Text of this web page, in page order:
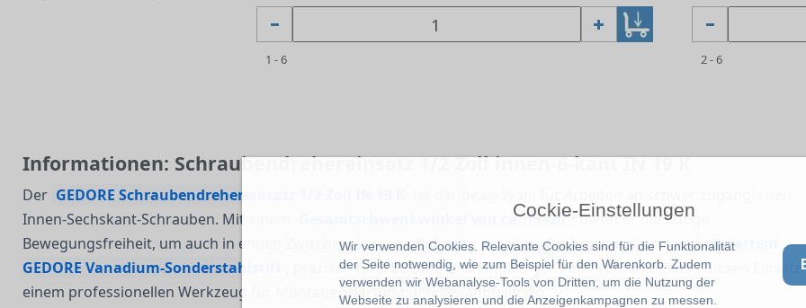
Cockie-Einstellungen
Wir verwenden Cookies. Relevante Cookies sind für die Funktionalität
der Seite notwendig, wie zum Beispiel für den Warenkorb. Zudem
verwenden wir Webanalyse-Tools von Dritten, um die Nutzung der
Webseite zu analysieren und die Anzeigenkampagnen zu messen.
1 - 6 2 - 6
Informationen: Schraubendrehereinsatz 1/2 Zoll innen-6-kant IN 19 K
Der GEDORE Schraubendrehereinsatz 1/2 Zoll IN 19 K
Innen-Sechskant-Schrauben. Mit einem
Gesamtschwenkwinkel von ca. 15–20° bietet er die nötige
Bewegungsfreiheit, um auch in engen Zwischenräumen effektiv zu arbeiten. Die Kombination aus brüniertem
GEDORE Vanadium-Sonderstahlstift
, präziser Verarbeitung und langlebiger Verchromung macht diesen Einsatz
einem professionellen Werkzeug für Montage, Wartung und Instandhaltung.